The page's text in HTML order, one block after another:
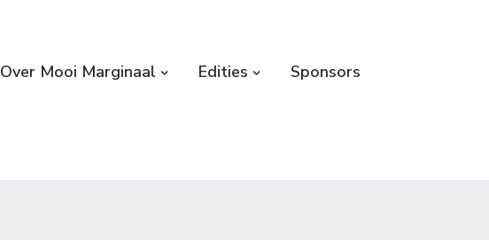
Over Mooi Marginaal Edities Sponsors